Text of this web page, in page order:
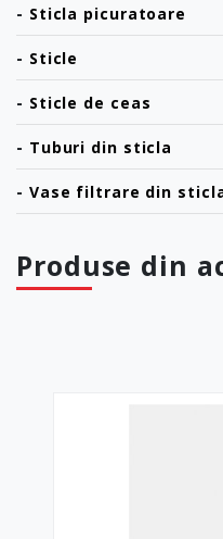
- Sticla picuratoare
- Sticle
- Sticle de ceas
- Tuburi din sticla
- Vase filtrare din
Produse din